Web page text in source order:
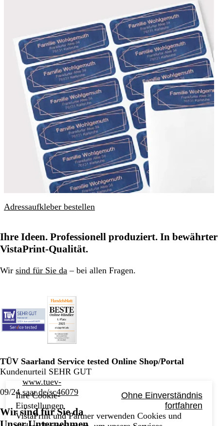
Adressaufkleber bestellen
Ihre Ideen. Professionell produziert. In bewährter
VistaPrint-Qualität.
Wir sind für Sie da – bei allen Fragen.
TÜV Saarland Service tested Online Shop/Portal
Kundenurteil SEHR GUT
09/24
www.tuev-
saar.de/sc46079
Wir sind für Sie da
Ihre Cookie-
Einstellungen
Ohne Einverständnis
fortfahren
VistaPrint und Partner verwenden Cookies und